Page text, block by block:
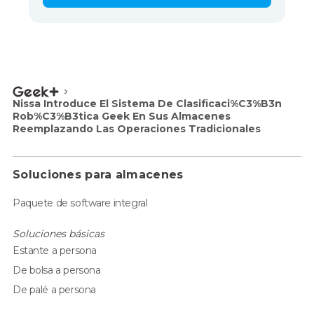
Nissa Introduce El Sistema De Clasificaci%C3%B3n
Rob%C3%B3tica Geek En Sus Almacenes
Reemplazando Las Operaciones Tradicionales
Soluciones para almacenes
Paquete de software integral
Soluciones básicas
Estante a persona
De bolsa a persona
De palé a persona